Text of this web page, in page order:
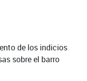
de los indicios
sobre el barro